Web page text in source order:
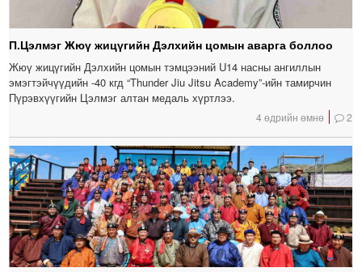
П.Цэлмэг Жюү жицүгийн Дэлхийн цомын аварга боллоо
Жюү жицүгийн Дэлхийн цомын тэмцээний U14 насны ангиллын
эмэгтэйчүүдийн -40 кгд “Thunder Jiu Jitsu Academy”-ийн тамирчин
Пүрэвхүүгийн Цэлмэг алтан медаль хүртлээ.
4 өдрийн өмнө 2